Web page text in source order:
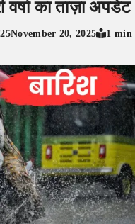
का ताज़ा अपडेट
November 20, 2025 1 min